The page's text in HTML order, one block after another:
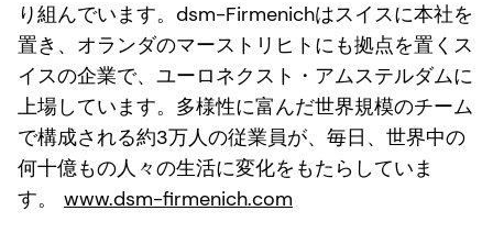
り組んでいます。dsm-Firmenichはスイスに本社を
置き、オランダのマーストリヒトにも拠点を置くス
イスの企業で、ユーロネクスト・アムステルダムに
上場しています。多様性に富んだ世界規模のチーム
で構成される約3万人の従業員が、毎日、世界中の
何十億もの人々の生活に変化をもたらしていま
す。 www.dsm-firmenich.com